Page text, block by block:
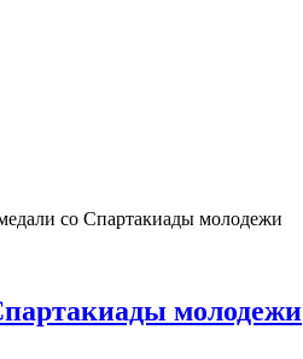
со Спартакиады молодежи
молодежи